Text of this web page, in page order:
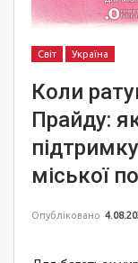
Світ Україна
Коли
Прайду:
міської
Опубліковано